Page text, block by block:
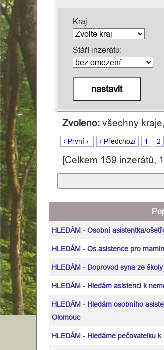
Domovská
stránka
asistence
Dekubity
Hospicová
péče
Různé
Informace
Kraj:
Stáří inzerátu:
Zvoleno: všechny kraje,
‹ První › ‹ Předchozí 1 2
[Celkem 159 inzerátů,
HLEDÁM - Osobní asistentka/
HLEDÁM - Os.asistence pro
HLEDÁM - Doprovod syna ze
HLEDÁM - Hledám asistenci k
HLEDÁM - Hledám osobního
Olomouc
HLEDÁM - Hledáme pečovatelku